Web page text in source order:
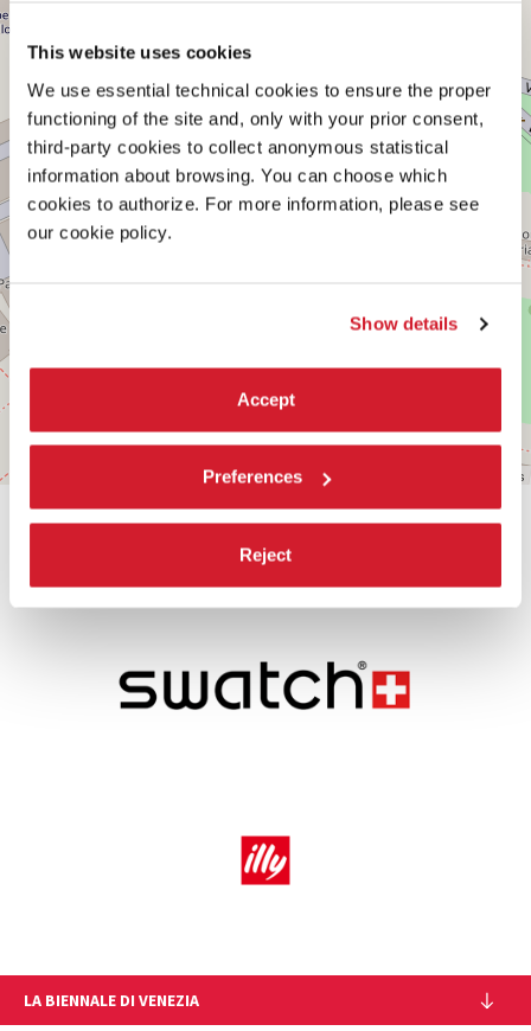
This website uses cookies
We use essential technical cookies to ensure the proper
functioning of the site and, only with your prior consent,
third-party cookies to collect anonymous statistical
information about browsing. You can choose which
cookies to authorize. For more information, please see
our cookie policy.
Show details
Accept
Preferences
Reject
Leaflet contributors
CONDIVIDI SU
LA BIENNALE DI VENEZIA